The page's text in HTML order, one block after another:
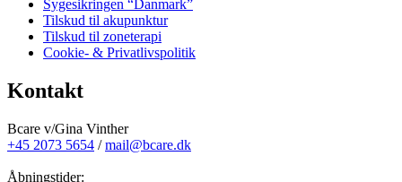
Sygesikringen “Danmark”
Tilskud til akupunktur
Tilskud til zoneterapi
Cookie- & Privatlivspolitik
Kontakt
Bcare v/Gina Vinther
+45 2073 5654 /mail@bcare.dk
Åbningstider: